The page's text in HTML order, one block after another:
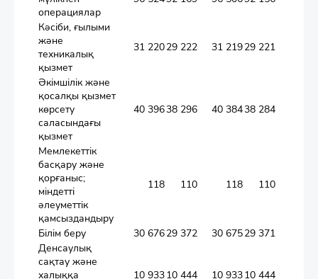
операциялар
Кәсіби, ғылыми
және
техникалық
қызмет
31 22029 222 31 21929 221
Әкімшілік және
қосалқы қызмет
көрсету
саласындағы
қызмет
40 39638 296 40 38438 284
Мемлекеттік
басқару және
қорғаныс;
міндетті
әлеуметтік
қамсыздандыру
118 110 118 110
Білім беру 30 67629 372 30 67529 371
Денсаулық
сақтау және
халыққа
10 93310 444 10 93310 444